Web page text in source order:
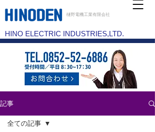
樋野電機工業有限会社
HINO ELECTRIC INDUSTRIES,LTD.
記事
全ての記事